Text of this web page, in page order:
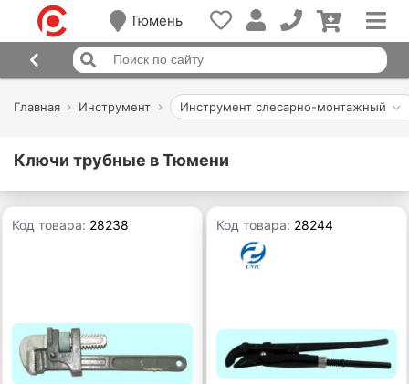
Тюмень
Главная Инструмент Инструмент слесарно-монтажный
Ключи трубные в Тюмени
Код товара: 28238 Код товара: 28244